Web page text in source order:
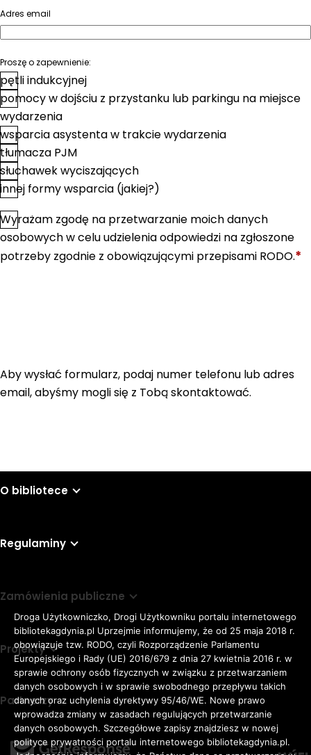
Rozmiar
czcionki
Adomyślna czcionka
Awiększa czcionka
KONTRAST:
ZWIĘKSZ
Adres email
Proszę o zapewnienie:
pętli indukcyjnej
pomocy w dojściu z przystanku lub parkingu na miejsce
wydarzenia
wsparcia asystenta w trakcie wydarzenia
tłumacza PJM
słuchawek wyciszających
innej formy wsparcia (jakiej?)
Zgoda*
Wyrażam zgodę na przetwarzanie moich danych
osobowych w celu udzielenia odpowiedzi na zgłoszone
potrzeby zgodnie z obowiązującymi przepisami RODO.*
Aby wysłać formularz, podaj numer telefonu lub adres
email, abyśmy mogli się z Tobą skontaktować.
O bibliotece
Regulaminy
Zamówienia publiczne
Projekty
Partnerzy
Droga Użytkowniczko, Drogi Użytkowniku portalu internetowego
bibliotekagdynia.pl Uprzejmie informujemy, że od 25 maja 2018 r.
obowiązuje tzw. RODO, czyli Rozporządzenie Parlamentu
Europejskiego i Rady (UE) 2016/679 z dnia 27 kwietnia 2016 r. w
sprawie ochrony osób fizycznych w związku z przetwarzaniem
danych osobowych i w sprawie swobodnego przepływu takich
danych oraz uchylenia dyrektywy 95/46/WE. Nowe prawo
wprowadza zmiany w zasadach regulujących przetwarzanie
danych osobowych. Szczegółowe zapisy znajdziesz w nowej
polityce prywatności portalu internetowego bibliotekagdynia.pl.